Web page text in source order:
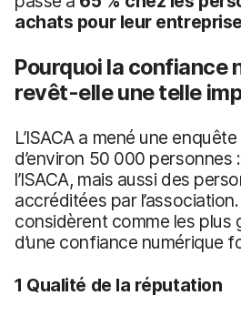
achats pour leur entreprise
Pourquoi la confiance
revêt-elle une telle
L’ISACA a mené une
d’environ 50 000 personnes
l’ISACA, mais aussi des
accréditées par l’association.
considèrent comme les plus
d’une confiance numérique
1 Qualité de la réputation